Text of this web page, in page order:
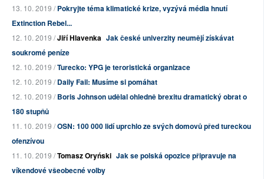
13. 10. 2019 /Pokryjte téma klimatické krize, vyzývá média hnutí
Extinction Rebel...
12. 10. 2019 /Jiří Hlavenka Jak české univerzity neumějí získávat
soukromé peníze
12. 10. 2019 /Turecko: YPG je teroristická organizace
12. 10. 2019 /Daily Fail: Musíme si pomáhat
12. 10. 2019 /Boris Johnson udělal ohledně brexitu dramatický obrat o
180 stupňů
11. 10. 2019 /OSN: 100 000 lidí uprchlo ze svých domovů před tureckou
ofenzívou
11. 10. 2019 /Tomasz Oryński Jak se polská opozice připravuje na
víkendové všeobecné volby